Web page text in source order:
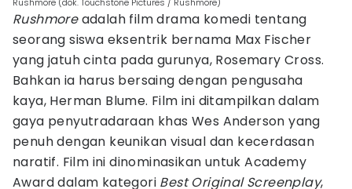
Rushmoreadalah film drama komedi tentang
seorang siswa eksentrik bernama Max Fischer
yang jatuh cinta pada gurunya, Rosemary Cross.
Bahkan ia harus bersaing dengan pengusaha
kaya, Herman Blume. Film ini ditampilkan dalam
gaya penyutradaraan khas Wes Anderson yang
penuh dengan keunikan visual dan kecerdasan
naratif. Film ini dinominasikan untuk Academy
Award dalam kategori Best Original Screenplay,